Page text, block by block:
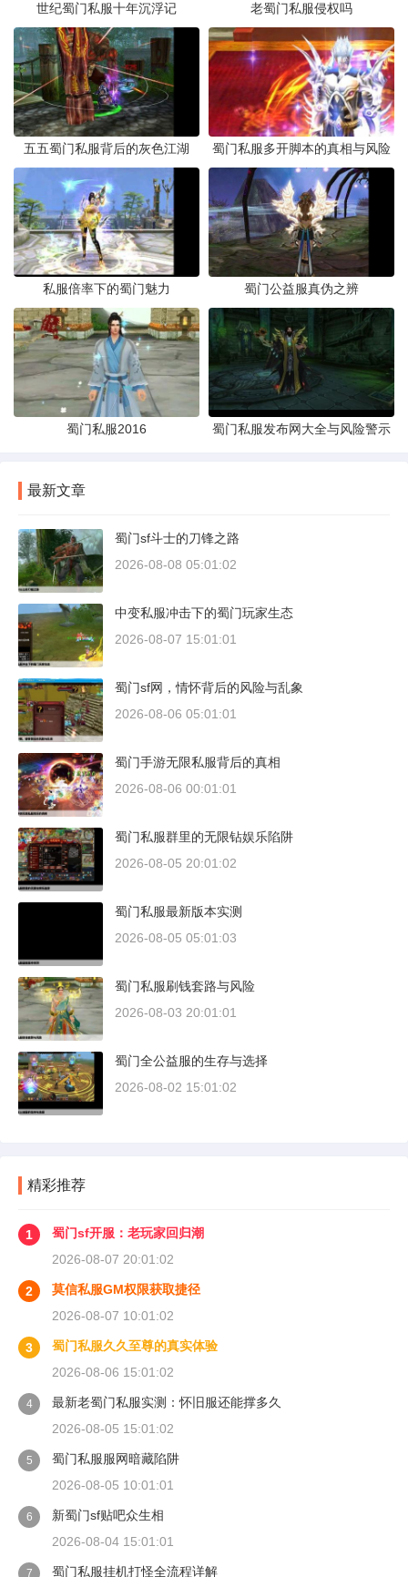
世纪蜀门私服十年沉浮记 老蜀门私服侵权吗
五五蜀门私服背后的灰色江湖 蜀门私服多开脚本的真相与风险
私服倍率下的蜀门魅力 蜀门公益服真伪之辨
蜀门私服2016 蜀门私服发布网大全与风险警示
最新文章
蜀门sf斗士的刀锋之路
2026-08-08 05:01:02
中变私服冲击下的蜀门玩家生态
2026-08-07 15:01:01
蜀门sf网，情怀背后的风险与乱象
2026-08-06 05:01:01
蜀门手游无限私服背后的真相
2026-08-06 00:01:01
蜀门私服群里的无限钻娱乐陷阱
2026-08-05 20:01:02
蜀门私服最新版本实测
2026-08-05 05:01:03
蜀门私服刷钱套路与风险
2026-08-03 20:01:01
蜀门全公益服的生存与选择
2026-08-02 15:01:02
精彩推荐
1
蜀门sf开服：老玩家回归潮
2026-08-07 20:01:02
2
莫信私服GM权限获取捷径
2026-08-07 10:01:02
3
蜀门私服久久至尊的真实体验
2026-08-06 15:01:02
4
最新老蜀门私服实测：怀旧服还能撑多久
2026-08-05 15:01:02
5
蜀门私服服网暗藏陷阱
2026-08-05 10:01:01
6
新蜀门sf贴吧众生相
2026-08-04 15:01:01
7 蜀门私服挂机打怪全流程详解